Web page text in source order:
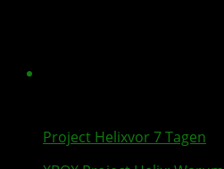
Project Helixvor 7 Tagen